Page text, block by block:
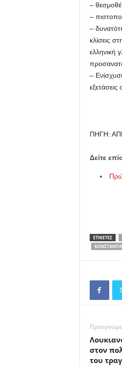
–
–
–
κλίσεις
ελληνική
–
ΠΗΓΗ:
Δείτε
ΕΤΙΚΕΤΕΣ
στον
του